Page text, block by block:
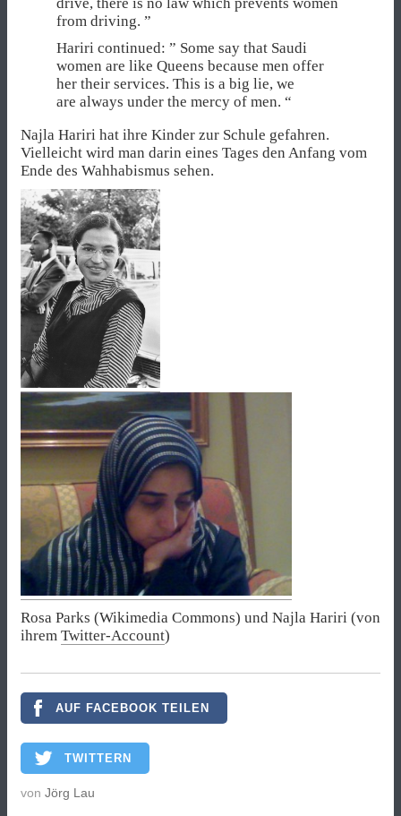
from driving. ”
Hariri continued: ” Some say that Saudi
women are like Queens because men offer
her their services. This is a big lie, we
are always under the mercy of men. “
Najla Hariri hat ihre Kinder zur Schule gefahren.
Vielleicht wird man darin eines Tages den Anfang vom
Ende des Wahhabismus sehen.
Rosa Parks (Wikimedia Commons) und Najla Hariri (von
ihrem Twitter-Account)
AUF FACEBOOK TEILEN
TWITTERN
von Jörg Lau